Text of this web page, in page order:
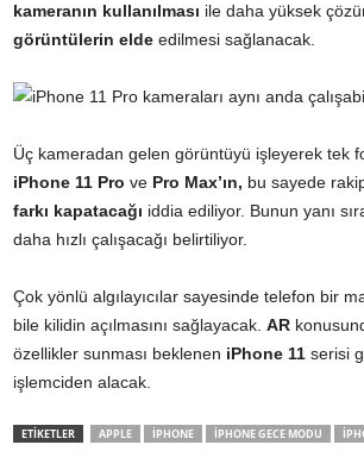
kameranın kullanılması ile daha yüksek
görüntülerin elde edilmesi sağlanacak.
Üç kameradan gelen görüntüyü işleyerek tek
iPhone 11 Pro ve Pro Max’ın, bu sayede
farkı kapatacağı iddia ediliyor. Bunun yanı
daha hızlı çalışacağı belirtiliyor.
Çok yönlü algılayıcılar sayesinde telefon bir
bile kilidin açılmasını sağlayacak. AR
özellikler sunması beklenen iPhone 11 serisi
işlemciden alacak.
ETİKETLER APPLE IPHONE IPHONE GECE MODU